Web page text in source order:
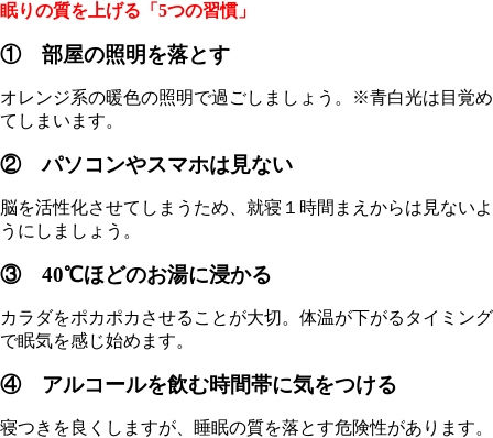
眠りの質を上げる「5つの習慣」
① 部屋の照明を落とす
オレンジ系の暖色の照明で過ごしましょう。※青白光は目覚め
てしまいます。
② パソコンやスマホは見ない
脳を活性化させてしまうため、就寝１時間まえからは見ないよ
うにしましょう。
③ 40℃ほどのお湯に浸かる
カラダをポカポカさせることが大切。体温が下がるタイミング
で眠気を感じ始めます。
④ アルコールを飲む時間帯に気をつける
寝つきを良くしますが、睡眠の質を落とす危険性があります。